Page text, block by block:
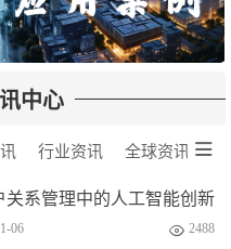
中心
行业资讯 全球资讯 
关系管理中的人工智能创新
06  2488